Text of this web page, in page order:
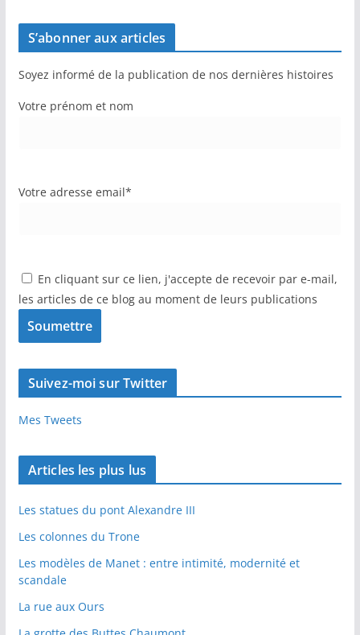
S’abonner aux articles
Soyez informé de la publication de nos dernières histoires
Votre prénom et nom
Votre adresse email*
En cliquant sur ce lien, j'accepte de recevoir par e-mail,
les articles de ce blog au moment de leurs publications
Suivez-moi sur Twitter
Mes Tweets
Articles les plus lus
Les statues du pont Alexandre III
Les colonnes du Trone
Les modèles de Manet : entre intimité, modernité et
scandale
La rue aux Ours